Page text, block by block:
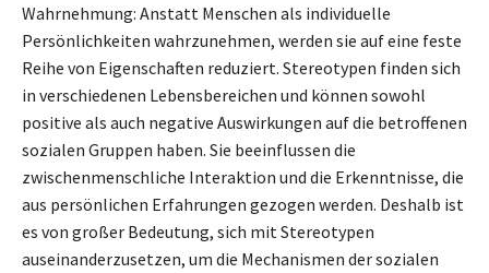
Wahrnehmung: Anstatt Menschen als individuelle
Persönlichkeiten wahrzunehmen, werden sie auf eine feste
Reihe von Eigenschaften reduziert. Stereotypen finden sich
in verschiedenen Lebensbereichen und können sowohl
positive als auch negative Auswirkungen auf die betroffenen
sozialen Gruppen haben. Sie beeinflussen die
zwischenmenschliche Interaktion und die Erkenntnisse, die
aus persönlichen Erfahrungen gezogen werden. Deshalb ist
es von großer Bedeutung, sich mit Stereotypen
auseinanderzusetzen, um die Mechanismen der sozialen